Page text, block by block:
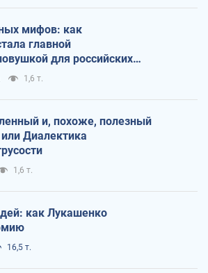
мифов: как
главной
для российских
1,6 т.
и, похоже, полезный
Диалектика
1,6 т.
как Лукашенко
16,5 т.